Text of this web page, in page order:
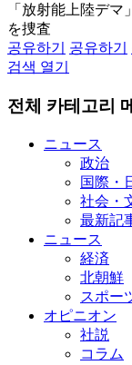
「放射能上陸デ
を捜査
공유하기
공유하기
검색 열기
전체 카테고리
ニュース
政治
国際・
社会・
最新記
ニュース
経済
北朝鮮
スポー
オピニオン
社説
コラム